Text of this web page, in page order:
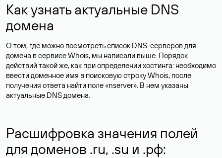
Как узнать актуальные DNS
домена
О том, где можно посмотреть список DNS-серверов для
домена в сервисе Whois, мы написали выше. Порядок
действий такой же, как при определении хостинга: необходимо
ввести доменное имя в поисковую строку Whois, после
получения ответа найти поле «nserver». В нем указаны
актуальные DNS домена.
Расшифровка значения полей
для доменов .ru, .su и .рф: